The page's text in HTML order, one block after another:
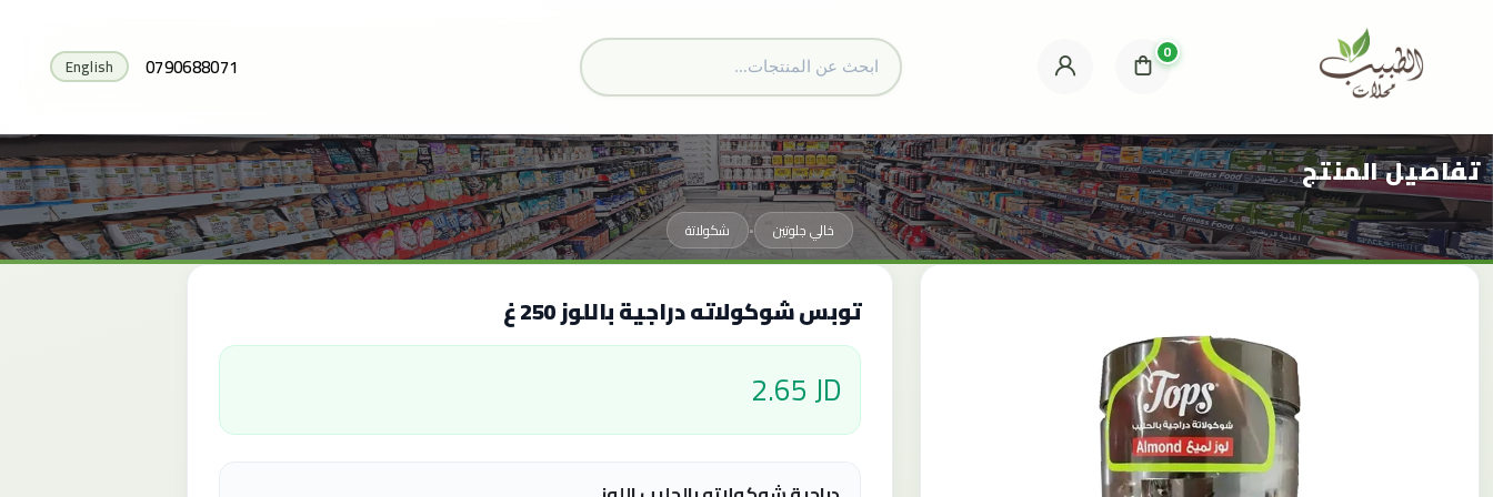
0
0790688071
English
تفاصيل المنتج
خالي جلوتين • شكولاتة
توبس شوكولاته دراجية باللوز 250 غ
2.65 JD